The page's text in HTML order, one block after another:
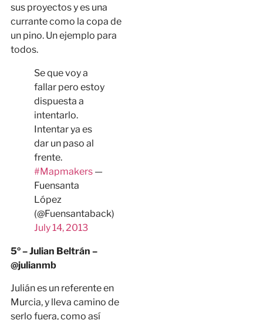
sus proyectos y es una
currante como la copa de
un pino. Un ejemplo para
todos.
Se que voy a
fallar pero estoy
dispuesta a
intentarlo.
Intentar ya es
dar un paso al
frente.
#Mapmakers—
Fuensanta
López
(@Fuensantaback)
July 14, 2013
5º – Julian Beltrán –
@julianmb
Julián es un referente en
Murcia, y lleva camino de
serlo fuera, como así